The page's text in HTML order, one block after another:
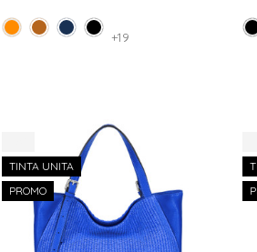
+19
TINTA UNITA
PROMO